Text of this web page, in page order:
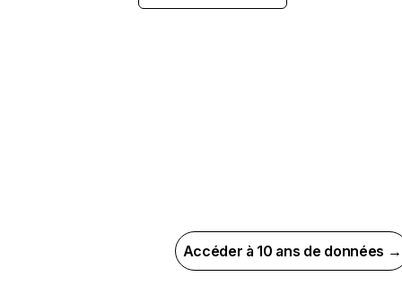
Accéder à 10 ans de données →